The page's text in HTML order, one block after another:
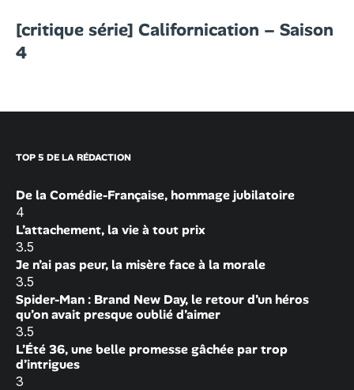
[critique série] Californication – Saison
4
TOP 5 DE LA RÉDACTION
De la Comédie-Française, hommage jubilatoire
4
L’attachement, la vie à tout prix
3.5
Je n’ai pas peur, la misère face à la morale
3.5
Spider-Man : Brand New Day, le retour d’un héros
qu’on avait presque oublié d’aimer
3.5
L’Été 36, une belle promesse gâchée par trop
d’intrigues
3